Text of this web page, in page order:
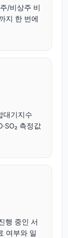
/비상주 비
지 한 번에
대기지수
측정값
행 중인 서
여부와 일